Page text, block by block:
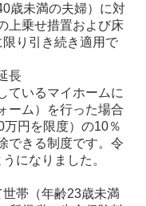
歳未満の夫婦）に対
上乗せ措置および床
り引き続き適用で
長
ているマイホームに
ーム）を行った場合
円を限度）の10％
できる制度です。令
になりました。
帯（年齢23歳未満